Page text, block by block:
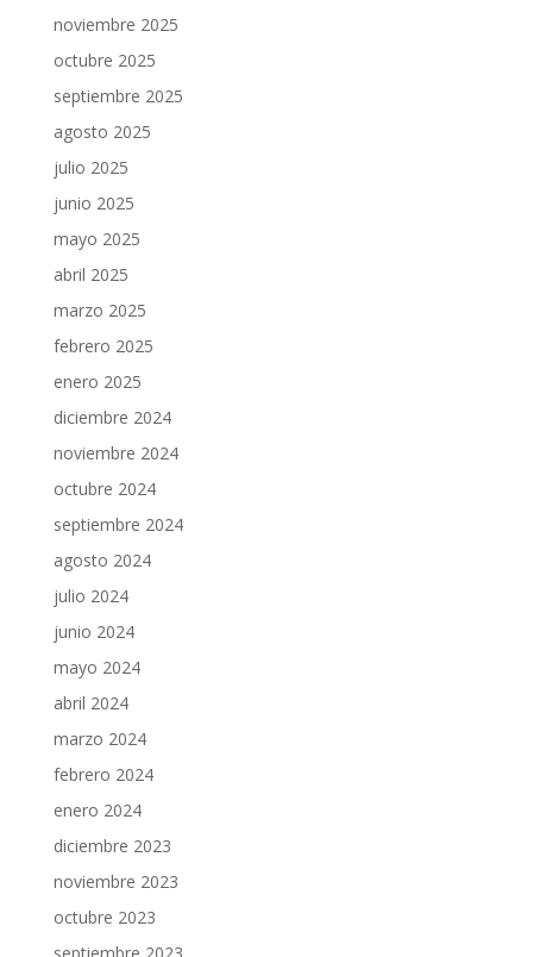
noviembre 2025
octubre 2025
septiembre 2025
agosto 2025
julio 2025
junio 2025
mayo 2025
abril 2025
marzo 2025
febrero 2025
enero 2025
diciembre 2024
noviembre 2024
octubre 2024
septiembre 2024
agosto 2024
julio 2024
junio 2024
mayo 2024
abril 2024
marzo 2024
febrero 2024
enero 2024
diciembre 2023
noviembre 2023
octubre 2023